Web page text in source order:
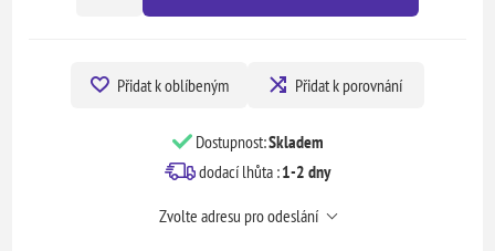
Přidat k oblíbeným Přidat k porovnání
Dostupnost:Skladem
dodací lhůta :1-2 dny
Zvolte adresu pro odeslání